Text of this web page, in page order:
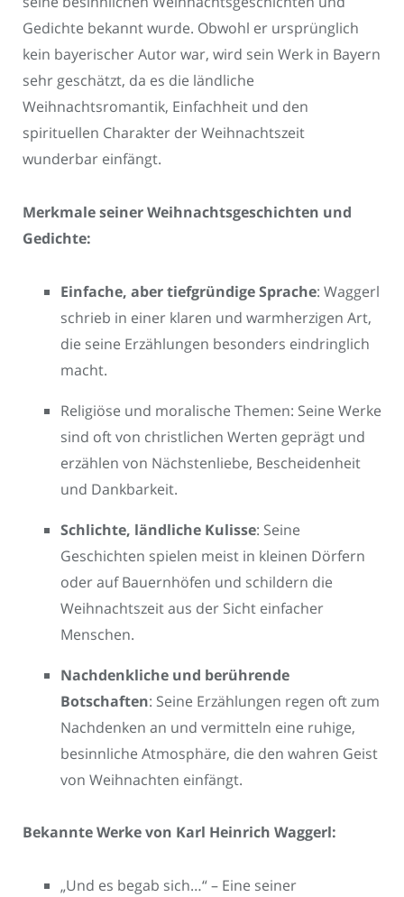
Gedichte bekannt wurde. Obwohl er ursprünglich
kein bayerischer Autor war, wird sein Werk in Bayern
sehr geschätzt, da es die ländliche
Weihnachtsromantik, Einfachheit und den
spirituellen Charakter der Weihnachtszeit
wunderbar einfängt.
Merkmale seiner Weihnachtsgeschichten und
Gedichte:
Einfache, aber tiefgründige Sprache: Waggerl
schrieb in einer klaren und warmherzigen Art,
die seine Erzählungen besonders eindringlich
macht.
Religiöse und moralische Themen: Seine Werke
sind oft von christlichen Werten geprägt und
erzählen von Nächstenliebe, Bescheidenheit
und Dankbarkeit.
Schlichte, ländliche Kulisse: Seine
Geschichten spielen meist in kleinen Dörfern
oder auf Bauernhöfen und schildern die
Weihnachtszeit aus der Sicht einfacher
Menschen.
Nachdenkliche und berührende
Botschaften: Seine Erzählungen regen oft zum
Nachdenken an und vermitteln eine ruhige,
besinnliche Atmosphäre, die den wahren Geist
von Weihnachten einfängt.
Bekannte Werke von Karl Heinrich Waggerl:
„Und es begab sich…“ – Eine seiner